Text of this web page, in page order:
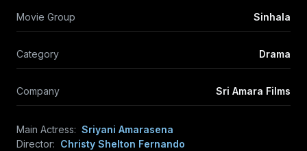
Movie Group Sinhala
Category Drama
Company Sri Amara Films
Main Actress: Sriyani Amarasena
Director: Christy Shelton Fernando